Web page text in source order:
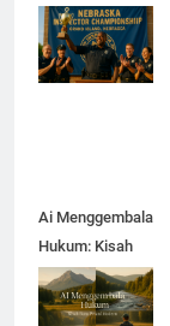
Championships
Tiga Tahun
Beruntun
Ai Menggembala
Hukum: Kisah
Baru Petani
Modern